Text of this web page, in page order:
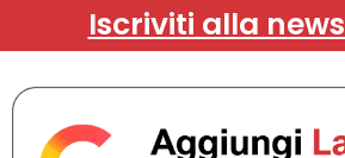
Iscriviti alla